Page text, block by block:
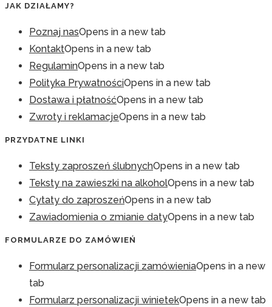
JAK DZIAŁAMY?
Poznaj nasOpens in a new tab
KontaktOpens in a new tab
RegulaminOpens in a new tab
Polityka PrywatnościOpens in a new tab
Dostawa i płatnośćOpens in a new tab
Zwroty i reklamacjeOpens in a new tab
PRZYDATNE LINKI
Teksty zaproszeń ślubnychOpens in a new tab
Teksty na zawieszki na alkoholOpens in a new tab
Cytaty do zaproszeńOpens in a new tab
Zawiadomienia o zmianie datyOpens in a new tab
FORMULARZE DO ZAMÓWIEŃ
Formularz personalizacji zamówieniaOpens in a new
tab
Formularz personalizacji winietekOpens in a new tab